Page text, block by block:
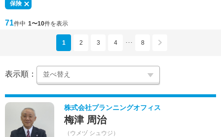
保険
71件中 1〜10件を表示
1 2 3 4 ･･･ 8
表示順：
株式会社プランニングオフィス
梅津 周治
（ウメヅ シュウジ）